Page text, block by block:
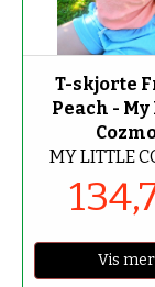
-70%
T-skjorte
Peach -
MY LITTLE
Vis mer